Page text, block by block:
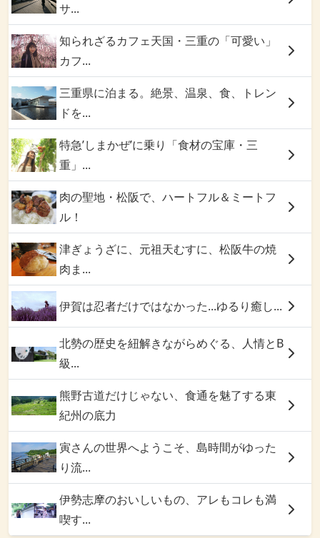
サ...
知られざるカフェ天国・三重の「可愛い」
カフ...
三重県に泊まる。絶景、温泉、食、トレン
ドを...
特急’しまかぜ’に乗り「食材の宝庫・三
重」...
肉の聖地・松阪で、ハートフル＆ミートフ
ル！
津ぎょうざに、元祖天むすに、松阪牛の焼
肉ま...
伊賀は忍者だけではなかった...ゆるり癒し...
北勢の歴史を紐解きながらめぐる、人情とB
級...
熊野古道だけじゃない、食通を魅了する東
紀州の底力
寅さんの世界へようこそ、島時間がゆった
り流...
伊勢志摩のおいしいもの、アレもコレも満
喫す...